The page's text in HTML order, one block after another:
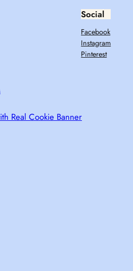
Social
Facebook
Instagram
Pinterest
Real Cookie Banner